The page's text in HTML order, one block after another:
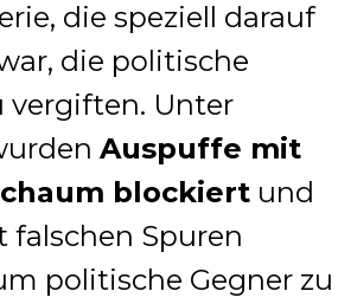
die speziell darauf
die politische
vergiften. Unter
Auspuffe mit
blockiertund
falschen Spuren
politische Gegner zu